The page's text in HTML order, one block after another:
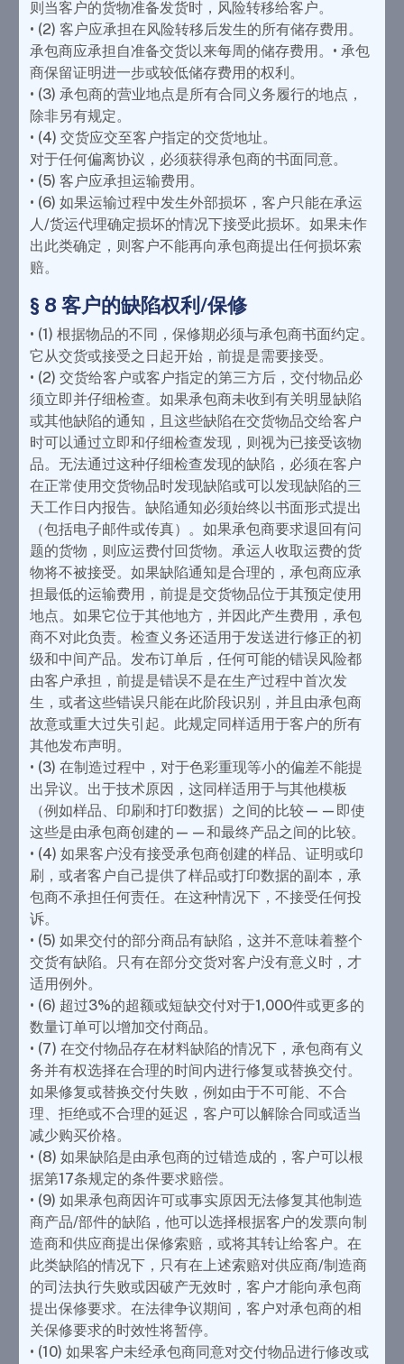
则当客户的货物准备发货时，风险转移给客户。
• (2) 客户应承担在风险转移后发生的所有储存费用。
承包商应承担自准备交货以来每周的储存费用。• 承包
商保留证明进一步或较低储存费用的权利。
• (3) 承包商的营业地点是所有合同义务履行的地点，
除非另有规定。
• (4) 交货应交至客户指定的交货地址。
对于任何偏离协议，必须获得承包商的书面同意。
• (5) 客户应承担运输费用。
• (6) 如果运输过程中发生外部损坏，客户只能在承运
人/货运代理确定损坏的情况下接受此损坏。如果未作
出此类确定，则客户不能再向承包商提出任何损坏索
赔。
§ 8 客户的缺陷权利/保修
• (1) 根据物品的不同，保修期必须与承包商书面约定。
它从交货或接受之日起开始，前提是需要接受。
• (2) 交货给客户或客户指定的第三方后，交付物品必
须立即并仔细检查。如果承包商未收到有关明显缺陷
或其他缺陷的通知，且这些缺陷在交货物品交给客户
时可以通过立即和仔细检查发现，则视为已接受该物
品。无法通过这种仔细检查发现的缺陷，必须在客户
在正常使用交货物品时发现缺陷或可以发现缺陷的三
天工作日内报告。缺陷通知必须始终以书面形式提出
（包括电子邮件或传真）。如果承包商要求退回有问
题的货物，则应运费付回货物。承运人收取运费的货
物将不被接受。如果缺陷通知是合理的，承包商应承
担最低的运输费用，前提是交货物品位于其预定使用
地点。如果它位于其他地方，并因此产生费用，承包
商不对此负责。检查义务还适用于发送进行修正的初
级和中间产品。发布订单后，任何可能的错误风险都
由客户承担，前提是错误不是在生产过程中首次发
生，或者这些错误只能在此阶段识别，并且由承包商
故意或重大过失引起。此规定同样适用于客户的所有
其他发布声明。
• (3) 在制造过程中，对于色彩重现等小的偏差不能提
出异议。出于技术原因，这同样适用于与其他模板
（例如样品、印刷和打印数据）之间的比较——即使
这些是由承包商创建的——和最终产品之间的比较。
• (4) 如果客户没有接受承包商创建的样品、证明或印
刷，或者客户自己提供了样品或打印数据的副本，承
包商不承担任何责任。在这种情况下，不接受任何投
诉。
• (5) 如果交付的部分商品有缺陷，这并不意味着整个
交货有缺陷。只有在部分交货对客户没有意义时，才
适用例外。
• (6) 超过3%的超额或短缺交付对于1,000件或更多的
数量订单可以增加交付商品。
• (7) 在交付物品存在材料缺陷的情况下，承包商有义
务并有权选择在合理的时间内进行修复或替换交付。
如果修复或替换交付失败，例如由于不可能、不合
理、拒绝或不合理的延迟，客户可以解除合同或适当
减少购买价格。
• (8) 如果缺陷是由承包商的过错造成的，客户可以根
据第17条规定的条件要求赔偿。
• (9) 如果承包商因许可或事实原因无法修复其他制造
商产品/部件的缺陷，他可以选择根据客户的发票向制
造商和供应商提出保修索赔，或将其转让给客户。在
此类缺陷的情况下，只有在上述索赔对供应商/制造商
的司法执行失败或因破产无效时，客户才能向承包商
提出保修要求。在法律争议期间，客户对承包商的相
关保修要求的时效性将暂停。
• (10) 如果客户未经承包商同意对交付物品进行修改或